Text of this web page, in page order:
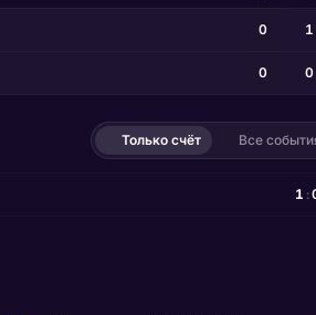
0 1
0 0
Только счёт Все
1 :